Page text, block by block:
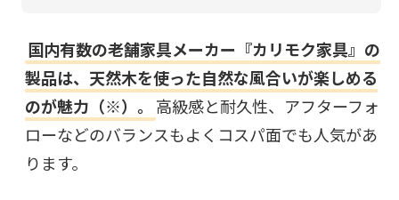
国内有数の老舗家具メーカー『カリモク家具』の
製品は、天然木を使った自然な風合いが楽しめる
のが魅力（※）。 高級感と耐久性、アフターフォ
ローなどのバランスもよくコスパ面でも人気があ
ります。